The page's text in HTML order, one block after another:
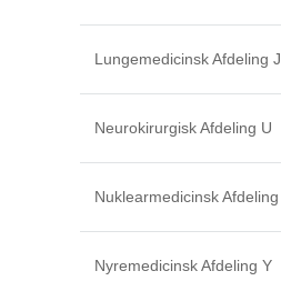
Lungemedicinsk Afdeling J
Neurokirurgisk Afdeling U
Nuklearmedicinsk Afdeling
Nyremedicinsk Afdeling Y